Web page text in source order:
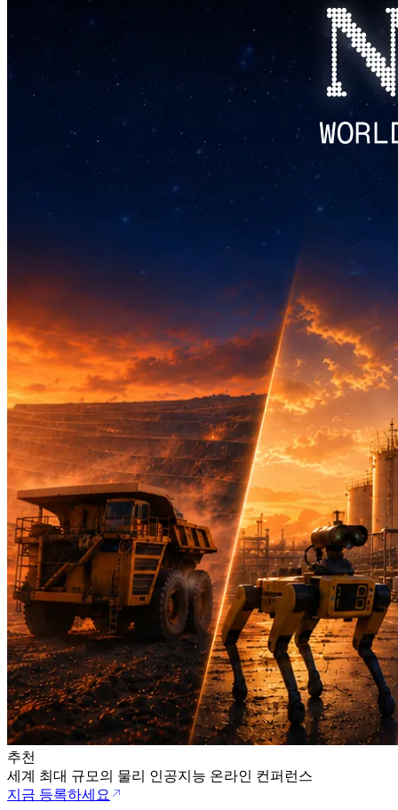
추천
세계 최대 규모의 물리 인공지능 온라인 컨퍼런스
지금 등록하세요